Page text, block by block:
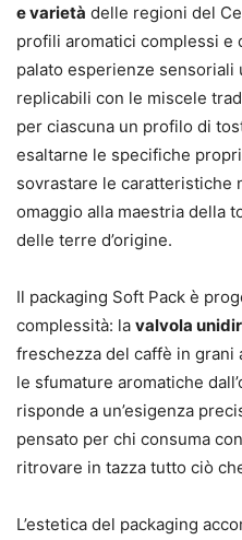
e varietà delle regioni del
profili aromatici complessi e
palato esperienze
replicabili con le miscele
per ciascuna un profilo di
esaltarne le specifiche
sovrastare le
omaggio alla maestria della
delle terre d’origine.
Il packaging Soft Pack è
complessità: la valvola
freschezza del caffè in grani
le sfumature aromatiche
risponde a un’esigenza
pensato per chi consuma
ritrovare in tazza tutto ciò
L’estetica del packaging